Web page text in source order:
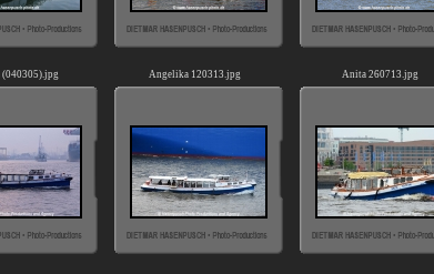
Angelika 120313.jpg Anita 260713.jpg